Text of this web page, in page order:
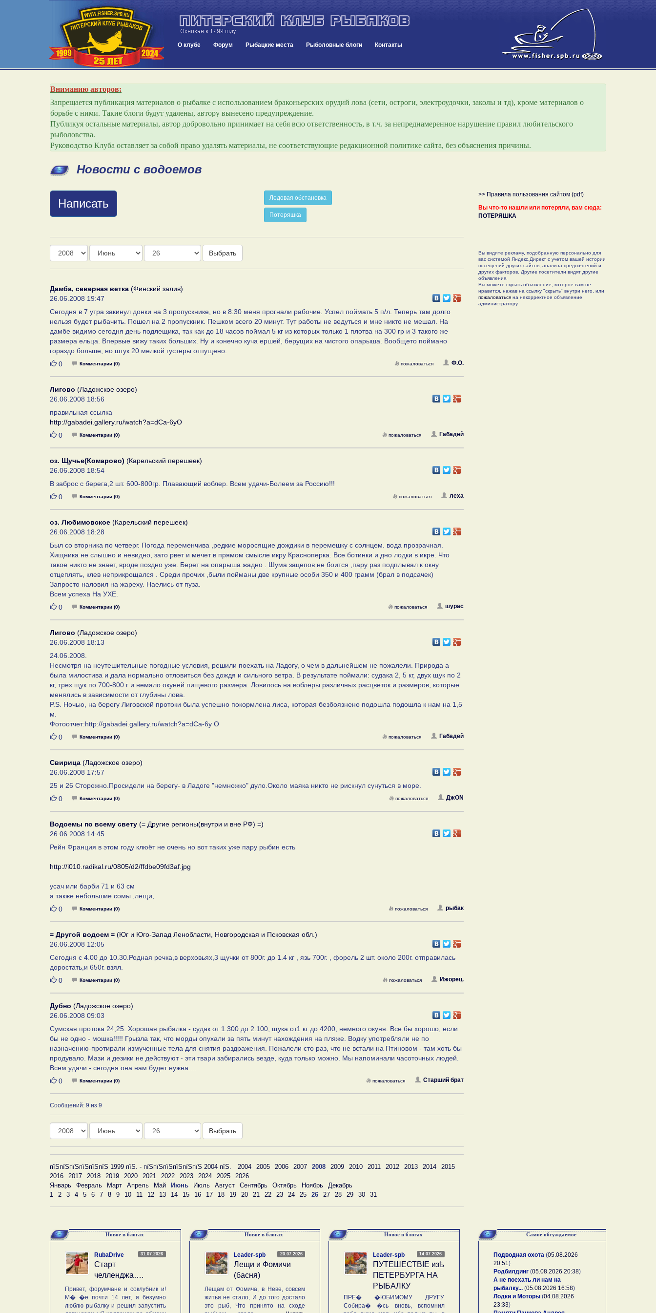
О клубе Форум Рыбацкие места Рыболовные блоги Контакты
Вниманию авторов:
Запрещается публикация материалов о рыбалке с использованием браконьерских орудий лова (сети, остроги, электроудочки, заколы и тд), кроме материалов о
борьбе с ними. Такие блоги будут удалены, автору вынесено предупреждение.
Публикуя остальные материалы, автор добровольно принимает на себя всю ответственность, в т.ч. за непреднамеренное нарушение правил любительского
рыболовства.
Руководство Клуба оставляет за собой право удалять материалы, не соответствующие редакционной политике сайта, без объяснения причины.
Новости с водоемов
Написать Ледовая обстановка
Потеряшка
Год Месяц День
Выбрать
Дамба, северная ветка (Финский залив)
26.06.2008 19:47
Сегодня в 7 утра закинул донки на 3 пропускнике, но в 8:30 меня прогнали рабочие. Успел поймать 5 п/л. Теперь там долго
нельзя будет рыбачить. Пошел на 2 пропускник. Пешком всего 20 минут. Тут работы не ведуться и мне никто не мешал. На
дамбе видимо сегодня день подлещика, так как до 18 часов поймал 5 кг из которых только 1 плотва на 300 гр и 3 такого же
размера ельца. Впервые вижу таких больших. Ну и конечно куча ершей, берущих на чистого опарыша. Вообщето поймано
гораздо больше, но штук 20 мелкой густеры отпущено.
Нравится
0 Комментарии (0) Ф.О.
пожаловаться
Лигово (Ладожское озеро)
26.06.2008 18:56
правильная ссылка
http://gabadei.gallery.ru/watch?a=dCa-6yO
Нравится
0 Комментарии (0) Габадей
пожаловаться
оз. Щучье(Комарово) (Карельский перешеек)
26.06.2008 18:54
В заброс с берега,2 шт. 600-800гр. Плавающий воблер. Всем удачи-Болеем за Россию!!!
Нравится
0 Комментарии (0) леха
пожаловаться
оз. Любимовское (Карельский перешеек)
26.06.2008 18:28
Был со вторника по четверг. Погода переменчива ,редкие моросящие дождики в перемешку с солнцем. вода прозрачная.
Хищника не слышно и невидно, зато рвет и мечет в прямом смысле икру Красноперка. Все ботинки и дно лодки в икре. Что
такое никто не знает, вроде поздно уже. Берет на опарыша жадно . Шума зацепов не боится ,пару раз подплывал к окну
отцеплять, клев неприкрощался . Среди прочих ,были пойманы две крупные особи 350 и 400 грамм (брал в подсачек)
Запросто наловил на жареху. Наелись от пуза.
Всем успеха На УХЕ.
Нравится
0 Комментарии (0) шурас
пожаловаться
Лигово (Ладожское озеро)
26.06.2008 18:13
24.06.2008.
Несмотря на неутешительные погодные условия, решили поехать на Ладогу, о чем в дальнейшем не пожалели. Природа а
была милостива и дала нормально отловиться без дождя и сильного ветра. В результате поймали: судака 2, 5 кг, двух щук по 2
кг, трех щук по 700-800 г и немало окуней пищевого размера. Ловилось на воблеры различных расцветок и размеров, которые
менялись в зависимости от глубины лова.
P.S. Ночью, на берегу Лиговской протоки была успешно покормлена лиса, которая безбоязнено подошла подошла к нам на 1,5
м.
Фотоотчет:http://gabadei.gallery.ru/watch?a=dCa-6y O
Нравится
0 Комментарии (0) Габадей
пожаловаться
Свирица (Ладожское озеро)
26.06.2008 17:57
25 и 26 Сторожно.Просидели на берегу- в Ладоге "немножко" дуло.Около маяка никто не рискнул сунуться в море.
Нравится
0 Комментарии (0) ДжON
пожаловаться
Водоемы по всему свету (= Другие регионы(внутри и вне РФ) =)
26.06.2008 14:45
Рейн Франция в этом году клюёт не очень но вот таких уже пару рыбин есть
http://i010.radikal.ru/0805/d2/ffdbe09fd3af.jpg
усач или барби 71 и 63 см
а также небольшие сомы ,лещи,
Нравится
0 Комментарии (0) рыбак
пожаловаться
= Другой водоем = (Юг и Юго-Запад Ленобласти, Новгородская и Псковская обл.)
26.06.2008 12:05
Сегодня с 4.00 до 10.30.Родная речка,в верховьях,3 щучки от 800г. до 1.4 кг , язь 700г. , форель 2 шт. около 200г. отправилась
доростать,и 650г. взял.
Нравится
0 Комментарии (0) Ижорец.
пожаловаться
Дубно (Ладожское озеро)
26.06.2008 09:03
Сумская протока 24,25. Хорошая рыбалка - судак от 1.300 до 2.100, щука от1 кг до 4200, немного окуня. Все бы хорошо, если
бы не одно - мошка!!!!! Грызла так, что морды опухали за пять минут нахождения на пляже. Водку употребляли не по
назначению-протирали измученные тела для снятия раздражения. Пожалели сто раз, что не встали на Птиновом - там хоть бы
продувало. Мази и дезики не действуют - эти твари забирались везде, куда только можно. Мы напоминали часоточных людей.
Всем удачи - сегодня она нам будет нужна....
Нравится
0 Комментарии (0) Старший брат
пожаловаться
Сообщений: 9 из 9
Год Месяц День
Выбрать
пїЅпїЅпїЅпїЅпїЅпїЅ 1999 пїЅ. - пїЅпїЅпїЅпїЅпїЅпїЅ 2004 пїЅ. 2004 2005 2006 2007 2008 2009 2010 2011 2012 2013 2014
2015
2016
2017 2018 2019 2020 2021 2022 2023 2024 2025
2026
Январь
Февраль Март Апрель Май Июнь Июль Август Сентябрь Октябрь Ноябрь
Декабрь
1
2 3 4 5 6 7 8 9 10 11 12 13 14 15 16 17 18 19 20 21 22 23 24 25 26 27 28 29 30 31
>> Правила пользования сайтом (pdf)
Вы что-то нашли или потеряли, вам сюда:
ПОТЕРЯШКА
Вы видите рекламу, подобранную персонально для
вас системой Яндекс.Директ с учетом вашей истории
посещений других сайтов, анализа предпочтений и
других факторов. Другие посетители видят другие
объявления.
Вы можете скрыть объявление, которое вам не
нравится, нажав на ссылку "скрыть" внутри него, или
пожаловатьсяна некорректное объявление
администратору
Новое в блогах
31.07.2026
RubaDrive
Старт
челленджа….
Привет, форумчане и соклубник и!
М� �е почти 14 лет, я безумно
люблю рыбалку и решил запустить
Новое в блогах
20.07.2026
Leader-spb
Лещи и Фомичи
(басня)
Лещам от Фомича, в Неве, совсем
житья не стало, И до того достало
это рыб, Что принято на сходе
Новое в блогах
14.07.2026
Leader-spb
ПУТЕШЕСТВIE изѣ
ПЕТЕРБУРГА НА
РЫБАЛКУ
ПРЕ� �ЮБИМОМУ ДРУГУ.
Собира� �сь вновь, вспомнил
Самое обсуждаемое
Подводная охота(05.08.2026
20:51)
Родбилдинг(05.08.2026 20:38)
А не поехать ли нам на
рыбалку...(05.08.2026 16:58)
Лодки и Моторы(04.08.2026
23:33)